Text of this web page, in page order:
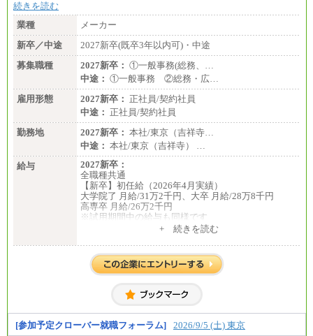
続きを読む
業種
メーカー
新卒／中途
2027新卒(既卒3年以内可)・中途
募集職種
2027新卒： ①一般事務(総務、…
中途： ①一般事務 ②総務・広…
雇用形態
2027新卒： 正社員/契約社員
中途： 正社員/契約社員
勤務地
2027新卒： 本社/東京（吉祥寺…
中途： 本社/東京（吉祥寺） …
給与
2027新卒：
全職種共通
【新卒】初任給（2026年4月実績）
大学院了 月給/31万2千円、大卒 月給/28万8千円
高専卒 月給/26万2千円
※試用期間中の給与も同様です
【中途】月給19万8千円～
※勤務地によって異なります。
※経験やスキルを考慮し、規定により決定します。
+ 続きを読む
[参加予定クローバー就職フォーラム] 2026/9/5 (土) 東京